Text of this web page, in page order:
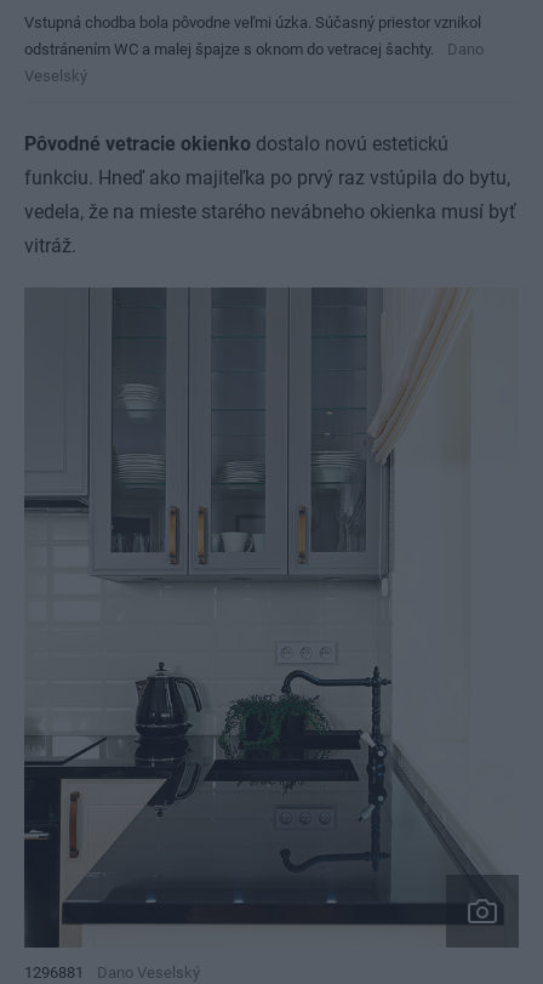
Vstupná chodba bola pôvodne veľmi úzka. Súčasný priestor vznikol
odstránením WC a malej špajze s oknom do vetracej šachty.
Dano
Veselský
Pôvodné vetracie okienko dostalo novú estetickú
funkciu. Hneď ako majiteľka po prvý raz vstúpila do bytu,
vedela, že na mieste starého nevábneho okienka musí byť
vitráž.
1296881 Dano Veselský